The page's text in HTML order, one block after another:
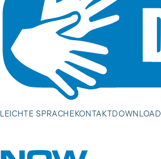
LEICHTE SPRACHEKONTAKTDOWNLOAD